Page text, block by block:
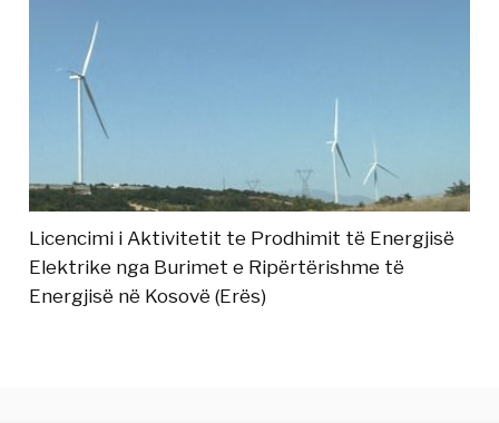
Licencimi i Aktivitetit te Prodhimit të Energjisë
Elektrike nga Burimet e Ripërtërishme të
Energjisë në Kosovë (Erës)